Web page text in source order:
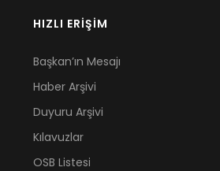
HIZLI ERİŞİM
Başkan’ın Mesajı
Haber Arşivi
Duyuru Arşivi
Kılavuzlar
OSB Listesi